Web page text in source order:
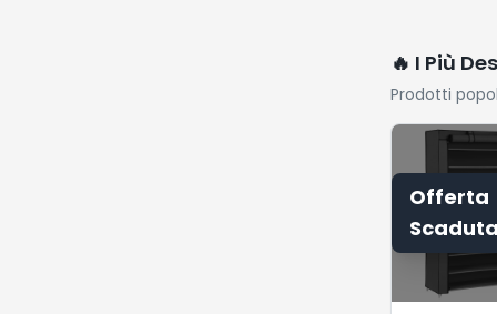
🔥 I Più
Prodotti
Offerta
Scaduta